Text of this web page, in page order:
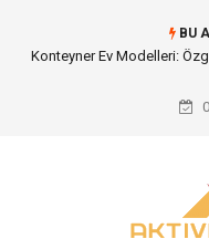
BU
Nakliye Nedir ve